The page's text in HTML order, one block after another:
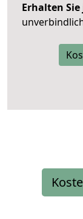
Erhalten